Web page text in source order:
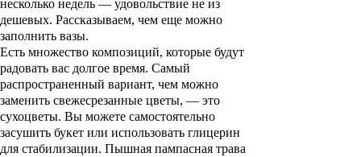
несколько недель — удовольствие не из
дешевых. Рассказываем, чем еще можно
заполнить вазы.
Есть множество композиций, которые будут
радовать вас долгое время. Самый
распространенный вариант, чем можно
заменить свежесрезанные цветы, — это
сухоцветы. Вы можете самостоятельно
засушить букет или использовать глицерин
для стабилизации. Пышная пампасная трава